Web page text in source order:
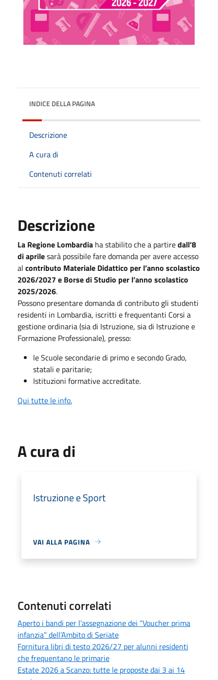
INDICE DELLA PAGINA
Descrizione
A cura di
Contenuti correlati
Descrizione
La Regione Lombardia ha stabilito che a partiredall’8
di aprilesarà possibile fare domanda per avere accesso
al contributo Materiale Didattico per l’anno scolastico
2026/2027 e Borse di Studio per l’anno scolastico
2025/2026.
Possono presentare domanda di contributo gli studenti
residenti in Lombardia, iscritti e frequentanti Corsi a
gestione ordinaria (sia di Istruzione, sia di Istruzione e
Formazione Professionale), presso:
le Scuole secondarie di primo e secondo Grado,
statali e paritarie;
Istituzioni formative accreditate.
Qui tutte le info.
A cura di
Istruzione e Sport
VAI ALLA PAGINA
Contenuti correlati
Aperto i bandi per l’assegnazione dei “Voucher prima
infanzia” dell’Ambito di Seriate
Fornitura libri di testo 2026/27 per alunni residenti
che frequentano le primarie
Estate 2026 a Scanzo: tutte le proposte dai 3 ai 14